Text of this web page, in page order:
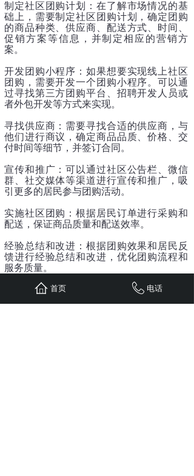
制定社区团购计划：在了解市场情况的基
础上，需要制定社区团购计划，确定团购
的商品种类、供应商、配送方式、时间、
促销方案等信息，并制定相应的营销方
案。
开发团购小程序：如果想要实现线上社区
团购，需要开发一个团购小程序。可以通
过寻找第三方团购平台、招聘开发人员或
者外包开发等方式来实现。
寻找供应商：需要寻找合适的供应商，与
他们进行商议，确定商品品质、价格、交
付时间等细节，并签订合同。
宣传和推广：可以通过社区公告栏、微信
群、社交媒体等渠道进行宣传和推广，吸
引更多的居民参与团购活动。
实施社区团购：根据居民订单进行采购和
配送，保证商品质量和配送效率。
经验总结和改进：根据团购效果和居民反
馈进行经验总结和改进，优化团购流程和
服务质量。
需要注意的是，在进行社区团购之前，需
首页 电话